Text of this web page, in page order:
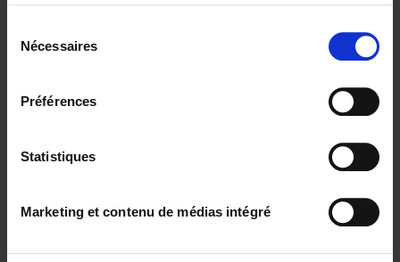
Nécessaires
Préférences
Statistiques
Marketing et contenu de médias intégré
Reward (EN)